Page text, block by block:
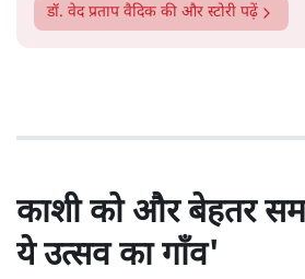
डॉ. वेद प्रताप वैदिक की और स्टोरी पढ़ें
काशी को और बेहतर
ये उत्सव का गाँव'